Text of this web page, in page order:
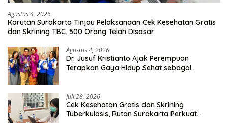
Agustus 4, 2026
Karutan Surakarta Tinjau Pelaksanaan Cek Kesehatan Gratis
dan Skrining TBC, 500 Orang Telah Disasar
Agustus 4, 2026
Dr. Jusuf Kristianto Ajak Perempuan
Terapkan Gaya Hidup Sehat sebagai
Juli 28, 2026
Cek Kesehatan Gratis dan Skrining
Tuberkulosis, Rutan Surakarta Perkuat